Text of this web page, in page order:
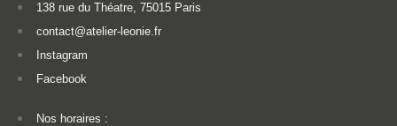
138 rue du Théatre, 75015 Paris
contact@atelier-leonie.fr
Instagram
Facebook
Nos horaires :